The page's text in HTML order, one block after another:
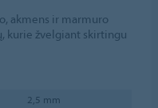
akmens ir marmuro
kurie žvelgiant skirtingu
2,5 mm